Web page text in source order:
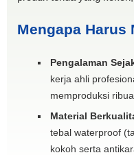
Mengapa Harus
Pengalaman
kerja ahli
memproduksi
Material
tebal waterproof
kokoh serta